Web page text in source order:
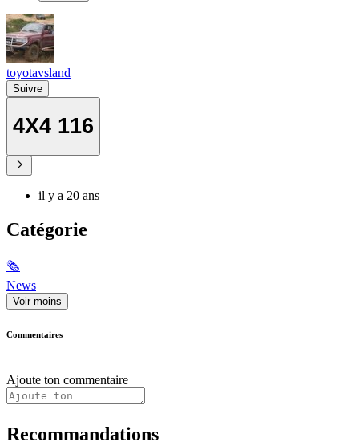
toyotavsland
Suivre
4X4 116
il y a 20 ans
Catégorie
🗞
News
Voir moins
Commentaires
Ajoute ton commentaire
Recommandations